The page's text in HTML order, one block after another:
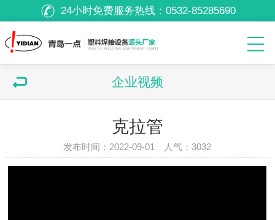
24小时免费服务热线： 0532-85285690
企业视频
克拉管
发布时间：2022-09-01 人气：3032